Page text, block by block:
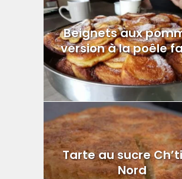
Beignets aux
version à la poêle
Tarte au sucre
Nord